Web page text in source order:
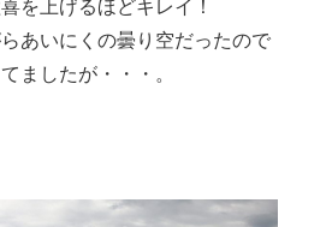
を上げるほどキレイ！
あいにくの曇り空だったので
ましたが・・・。